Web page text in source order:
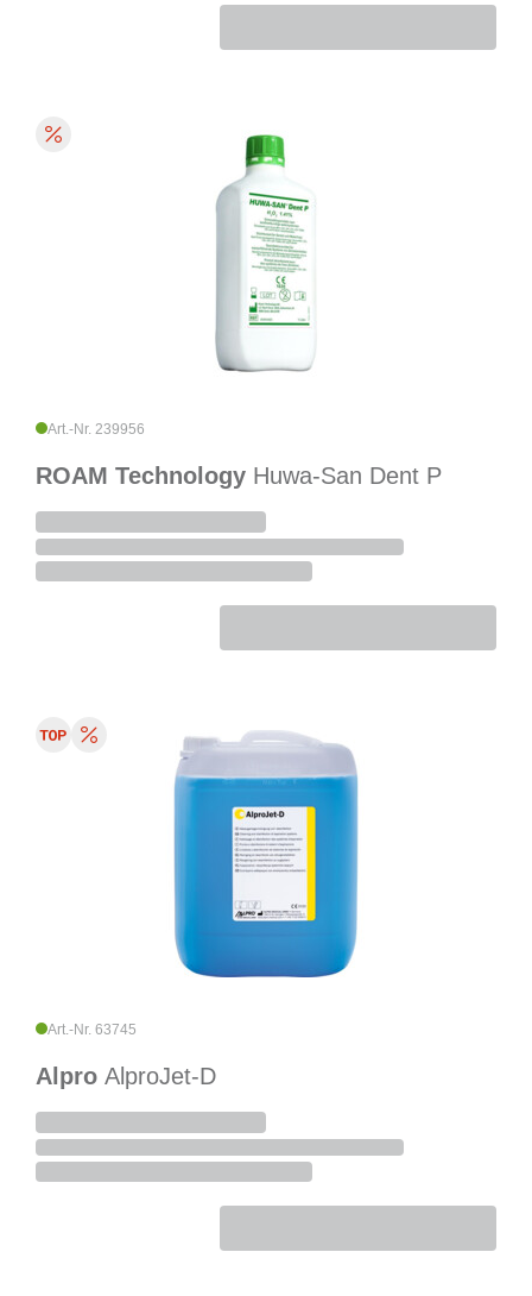
Art.-Nr. 239956
ROAM Technology Huwa-San Dent P
Art.-Nr. 63745
Alpro AlproJet-D